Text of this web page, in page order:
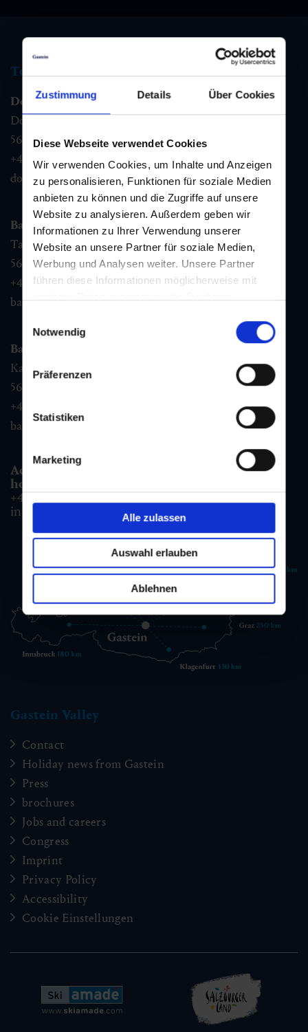
Zustimmung Details Über Cookies
Diese Webseite verwendet Cookies
Wir verwenden Cookies, um Inhalte und Anzeigen
zu personalisieren, Funktionen für soziale Medien
anbieten zu können und die Zugriffe auf unsere
Website zu analysieren. Außerdem geben wir
Informationen zu Ihrer Verwendung unserer
Website an unsere Partner für soziale Medien,
Werbung und Analysen weiter. Unsere Partner
führen diese Informationen möglicherweise mit
Nutzung der Dienste gesammelt haben.
Notwendig
Präferenzen
Statistiken
Marketing
Alle zulassen
Auswahl erlauben
Ablehnen
Tourist information
Dorfgastein
Dorfstraße 1,
5632 Dorfgastein
+43 6432 3393 460
dorfgastein@gastein.com
Bad Hofgastein
Tauernplatz 1,
5630 Bad Hofgastein
+43 6432 3393 260
badhofgastein@gastein.com
Bad Gastein
Kaiser Franz Josefstr. 27,
5640
+43 6432 3393 560
badgastein@gastein.com
Accommodation information & Booking
hotline:
+43 6432 3393 990
info@gastein.com
Gastein Valley
Contact
Holiday news from Gastein
Press
brochures
Jobs and careers
Congress
Imprint
Privacy Policy
Accessibility
Cookie Einstellungen